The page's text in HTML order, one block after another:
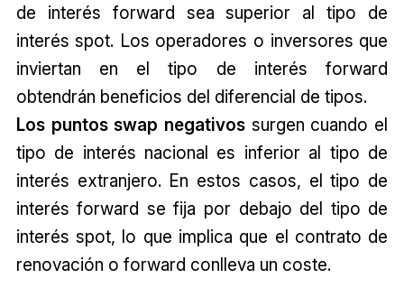
de interés forward sea superior al tipo de
interés spot. Los operadores o inversores que
inviertan en el tipo de interés forward
obtendrán beneficios del diferencial de tipos.
Los puntos swap negativossurgen cuando el
tipo de interés nacional es inferior al tipo de
interés extranjero. En estos casos, el tipo de
interés forward se fija por debajo del tipo de
interés spot, lo que implica que el contrato de
renovación o forward conlleva un coste.